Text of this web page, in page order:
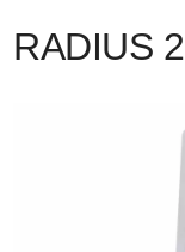
RADIUS